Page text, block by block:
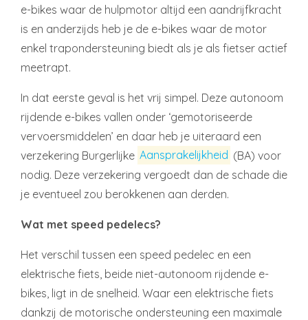
e-bikes waar de hulpmotor altijd een aandrijfkracht
is en anderzijds heb je de e-bikes waar de motor
enkel trapondersteuning biedt als je als fietser actief
meetrapt.
In dat eerste geval is het vrij simpel. Deze autonoom
rijdende e-bikes vallen onder ‘gemotoriseerde
vervoersmiddelen’ en daar heb je uiteraard een
verzekering Burgerlijke Aansprakelijkheid (BA) voor
nodig. Deze verzekering vergoedt dan de schade die
je eventueel zou berokkenen aan derden.
Wat met speed pedelecs?
Het verschil tussen een speed pedelec en een
elektrische fiets, beide niet-autonoom rijdende e-
bikes, ligt in de snelheid. Waar een elektrische fiets
dankzij de motorische ondersteuning een maximale